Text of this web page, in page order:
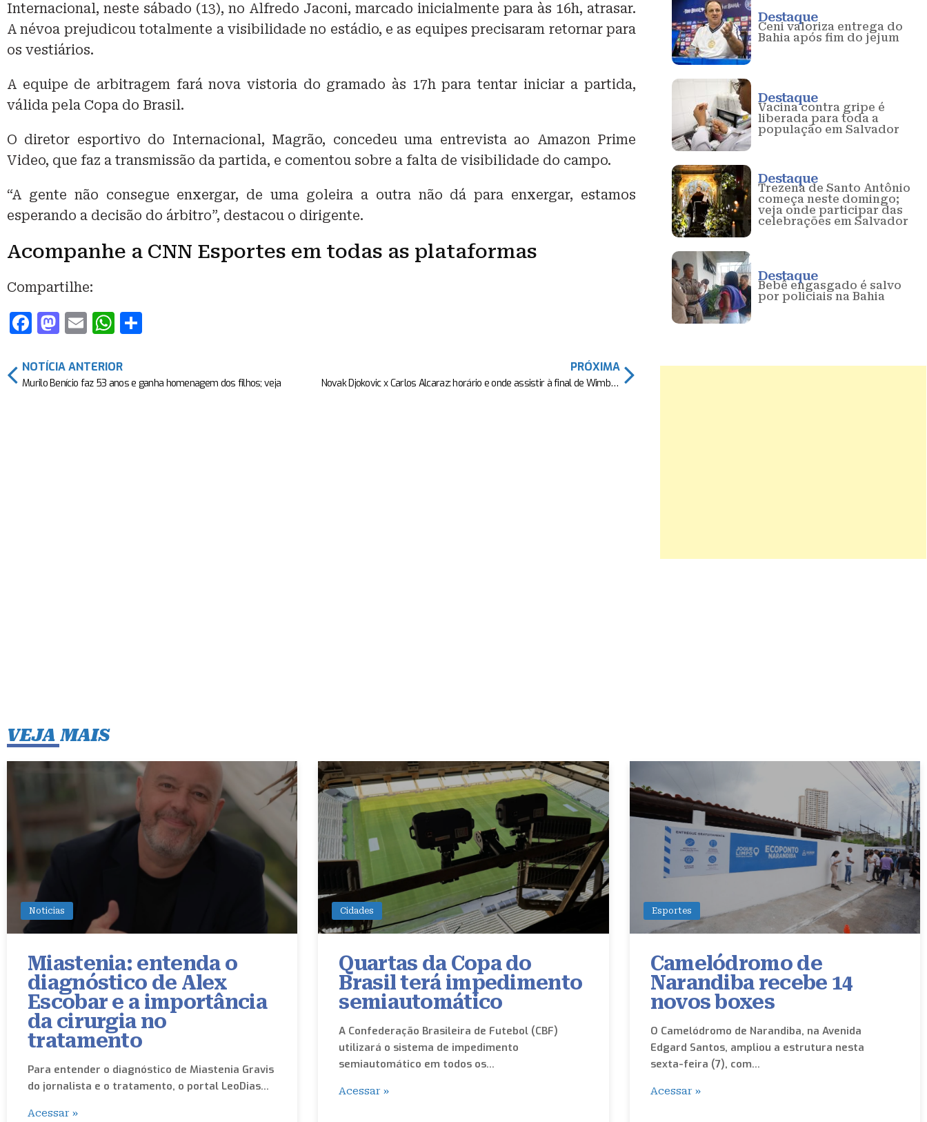
Internacional, neste sábado (13), no Alfredo Jaconi, marcado inicialmente para às 16h, atrasar.
A névoa prejudicou totalmente a visibilidade no estádio, e as equipes precisaram retornar para
os vestiários.
A equipe de arbitragem fará nova vistoria do gramado às 17h para tentar iniciar a partida,
válida pela Copa do Brasil.
O diretor esportivo do Internacional, Magrão, concedeu uma entrevista ao Amazon Prime
Video, que faz a transmissão da partida, e comentou sobre a falta de visibilidade do campo.
“A gente não consegue enxergar, de uma goleira a outra não dá para enxergar, estamos
esperando a decisão do árbitro”, destacou o dirigente.
Acompanhe a CNN Esportes em todas as plataformas
Compartilhe:
F
c
e
M
st
o
E
ai
l
W
at
s
e
NOTÍCIA ANTERIOR
Murilo Benício faz 53 anos e ganha homenagem dos filhos; veja
PRÓXIMA
Novak Djokovic x Carlos Alcaraz: horário e onde assistir à final de Wimbledon
Destaque
Ceni valoriza entrega do
Bahia após fim do jejum
Destaque
Vacina contra gripe é
liberada para toda a
população em Salvador
Destaque
Trezena de Santo Antônio
começa neste domingo;
veja onde participar das
celebrações em Salvador
Destaque
Bebê engasgado é salvo
por policiais na Bahia
VEJA MAIS
Noticias
Miastenia: entenda o
diagnóstico de Alex
Escobar e a importância
da cirurgia no
tratamento
Para entender o diagnóstico de Miastenia Gravis
do jornalista e o tratamento, o portal LeoDias…
Acessar »
Cidades
Quartas da Copa do
Brasil terá impedimento
semiautomático
A Confederação Brasileira de Futebol (CBF)
utilizará o sistema de impedimento
semiautomático em todos os…
Acessar »
Esportes
Camelódromo de
Narandiba recebe 14
novos boxes
O Camelódromo de Narandiba, na Avenida
Edgard Santos, ampliou a estrutura nesta
sexta-feira (7), com…
Acessar »